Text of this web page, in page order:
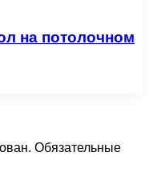
на потолочном
Обязательные